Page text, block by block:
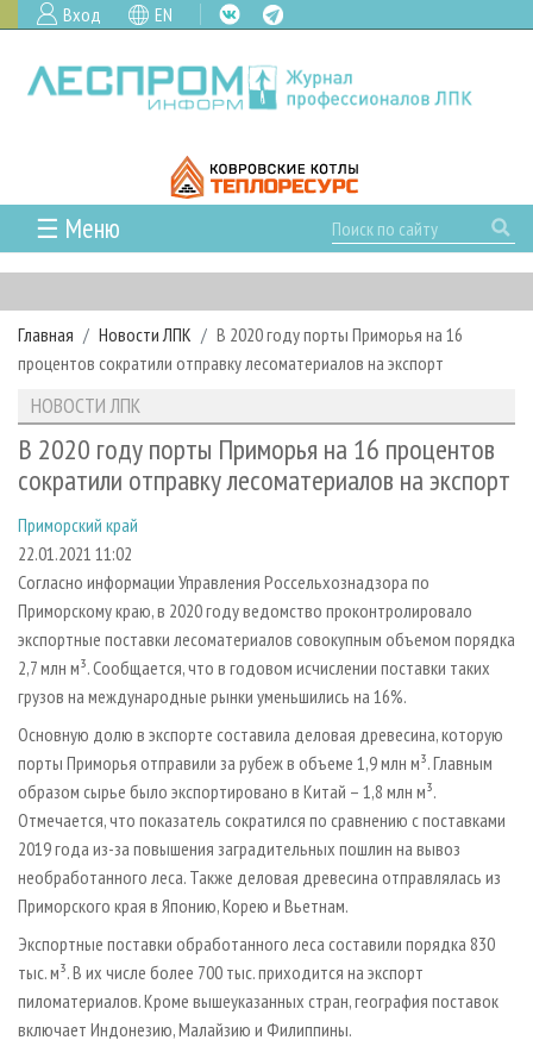
Вход EN
☰ Меню
ГЛАВНАЯ
РУБРИКИ И ТЕМЫ
РУБРИКИ ЖУРНАЛА
ЛЕСОЗАГОТОВКА
ЛЕСОПИЛЕНИЕ
СУШКА ДРЕВЕСИНЫ
ПРОИЗВОДСТВО ДРЕВЕСНЫХ ПЛИТ
ДЕРЕВЯННОЕ ДОМОСТРОЕНИЕ
ПРОИЗВОДСТВО МЕБЕЛИ
БИОЭНЕРГЕТИКА
ЦБП
ИНСТРУМЕНТ И МАТЕРИАЛЫ
НОВОСТИ
НОВОСТИ ЛПК
НОВОСТИ ЖУРНАЛА
ПРОЕКТЫ ЛПИ
АНАЛИТИКА
ПРЕДПРИЯТИЯ ЛПК
ПЕРСОНЫ
МОБИЛЬНЫЕ ВЫСТАВКИ
ОФИЦИАЛЬНЫЕ ДЕЛЕГАЦИИ
ПРИОРИТЕТНЫЕ ИНВЕСТПРОЕКТЫ
RUSSIAN FORESTRY REVIEW
ГАЗЕТА ЛЕСПРОМФОРУМ
БИБЛИОТЕКА СПЕЦИАЛИСТА
АРХИВ
АРХИВ ЖУРНАЛОВ
О ЖУРНАЛЕ
ПОДПИСКА
КОНТАКТЫ
РЕКЛАМОДАТЕЛЯМ
РЕКЛАМА
РЕКЛАМА НА САЙТЕ
Главная Новости ЛПК
В 2020 году порты Приморья на 16
процентов сократили отправку лесоматериалов на экспорт
НОВОСТИ ЛПК
В 2020 году порты Приморья на 16 процентов
сократили отправку лесоматериалов на экспорт
Приморский край
22.01.2021 11:02
Согласно информации Управления Россельхознадзора по
Приморскому краю, в 2020 году ведомство проконтролировало
экспортные поставки лесоматериалов совокупным объемом порядка
2,7 млн м³. Сообщается, что в годовом исчислении поставки таких
грузов на международные рынки уменьшились на 16%.
Основную долю в экспорте составила деловая древесина, которую
порты Приморья отправили за рубеж в объеме 1,9 млн м³. Главным
образом сырье было экспортировано в Китай – 1,8 млн м³.
Отмечается, что показатель сократился по сравнению с поставками
2019 года из-за повышения заградительных пошлин на вывоз
необработанного леса. Также деловая древесина отправлялась из
Приморского края в Японию, Корею и Вьетнам.
Экспортные поставки обработанного леса составили порядка 830
тыс. м³. В их числе более 700 тыс. приходится на экспорт
пиломатериалов. Кроме вышеуказанных стран, география поставок
включает Индонезию, Малайзию и Филиппины.